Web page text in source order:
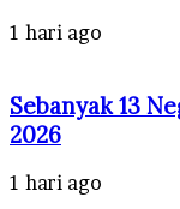
1 hari ago
Sebanyak 13
2026
1 hari ago